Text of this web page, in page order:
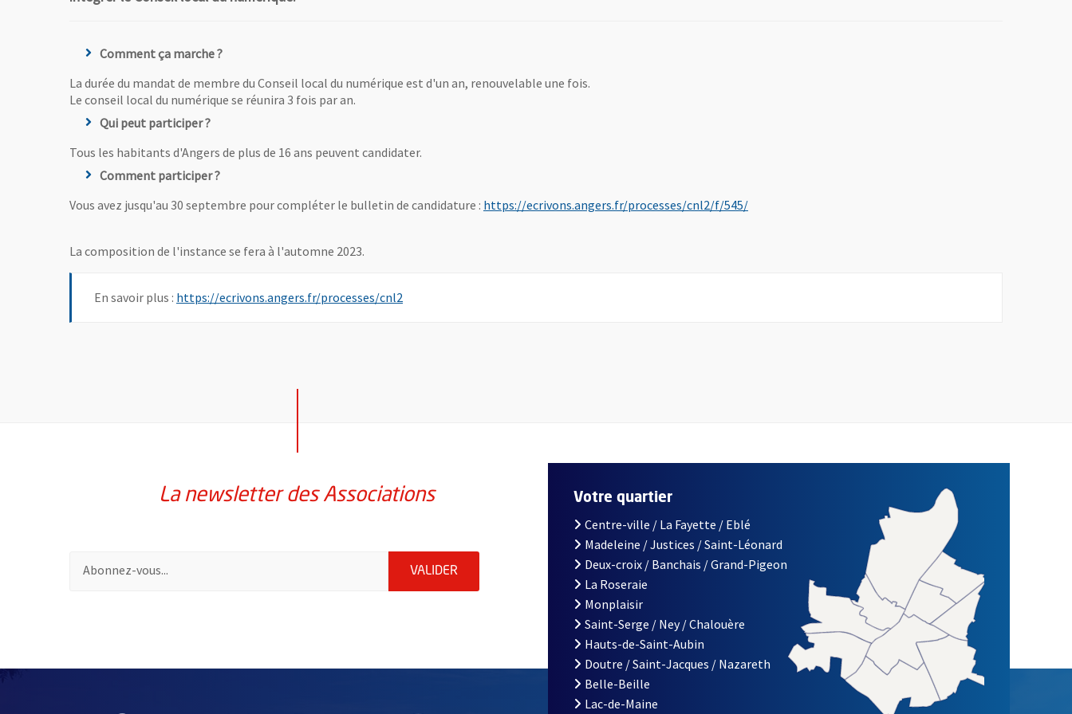
Comment ça marche ?
La durée du mandat de membre du Conseil local du numérique est d'un an, renouvelable une fois.
Le conseil local du numérique se réunira 3 fois par an.
Qui peut participer ?
Tous les habitants d'Angers de plus de 16 ans peuvent candidater.
Comment participer ?
Vous avez jusqu'au 30 septembre pour compléter le bulletin de candidature : https://ecrivons.angers.fr/processes/cnl2/f/545/, Ouvre une nouvelle fenêtre
La composition de l'instance se fera à l'automne 2023.
En savoir plus : https://ecrivons.angers.fr/processes/cnl2, Ouvre une nouvelle fenêtre
La newsletter des Associations
Pour vous inscrire à la lettre d'information des associations de la ville d'Angers, indiquez votre email (champ obligatoire)
VALIDERENVOYER MA DEMANDE D'INSCRIPTION À LA LETTRE D'INFORMATION DES ASSOCIATIONS DE LA VILLE
Votre quartier
Centre-ville / La Fayette / Eblé
Madeleine / Justices / Saint-Léonard
Deux-croix / Banchais / Grand-Pigeon
La Roseraie
Monplaisir
Saint-Serge / Ney / Chalouère
Hauts-de-Saint-Aubin
Doutre / Saint-Jacques / Nazareth
Belle-Beille
Lac-de-Maine